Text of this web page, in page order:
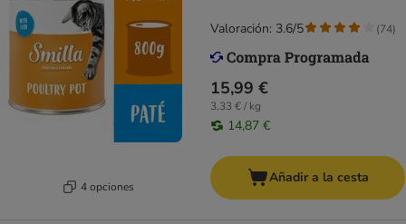
4 opciones
15,99 €
3,33 € / kg
14,87 €
Valoración: 3.6/5 (74)
Añadir a la cesta